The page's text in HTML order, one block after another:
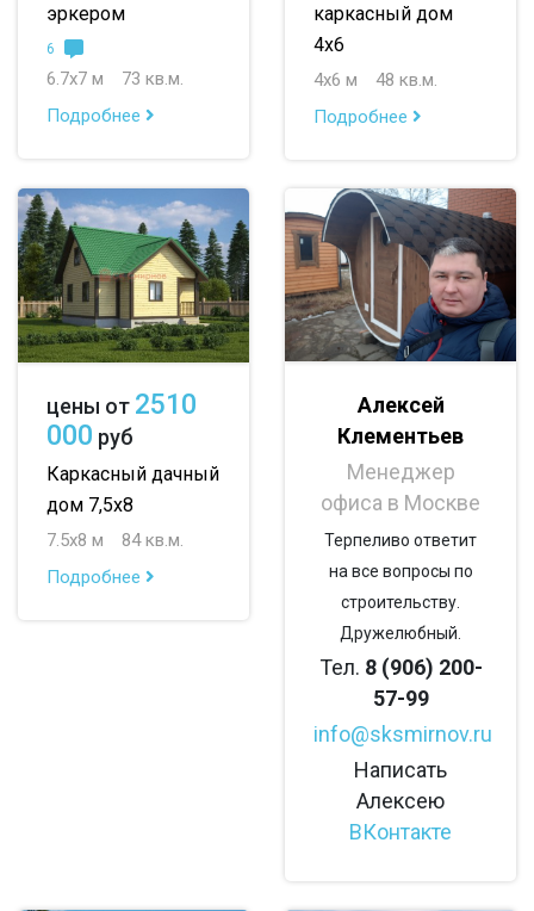
По опциям:
с балконом с верандой с террасой
с эркером с котельной
с панорамными окнами с санузлом
с ванной с беседкой
с летней кухней с двумя входами
эркером
6
6.7х7 м
73 кв.м.
Подробнее
каркасный дом
4х6
4х6 м
48 кв.м.
Подробнее
цены от 2510
000 руб
Каркасный дачный
дом 7,5х8
7.5х8 м
84 кв.м.
Подробнее
Алексей
Клементьев
Менеджер
офиса в Москве
Терпеливо ответит
на все вопросы по
строительству.
Дружелюбный.
Тел. 8 (906) 200-
57-99
info@sksmirnov.ru
Написать
Алексею
ВКонтакте